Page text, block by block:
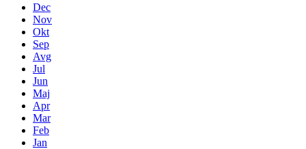
Dec
Nov
Okt
Sep
Avg
Jul
Jun
Maj
Apr
Mar
Feb
Jan